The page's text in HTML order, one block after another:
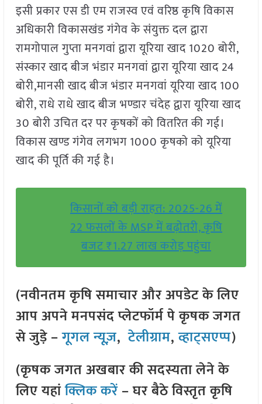
इसी प्रकार एस डी एम राजस्व एवं वरिष्ठ कृषि विकास
अधिकारी विकासखंड गंगेव के संयुक्त दल द्वारा
रामगोपाल गुप्ता मनगवां द्वारा यूरिया खाद 1020 बोरी,
संस्कार खाद बीज भंडार मनगवां द्वारा यूरिया खाद 24
बोरी,मानसी खाद बीज भंडार मनगवां यूरिया खाद 100
बोरी, राधे राधे खाद बीज भण्डार चंदेह द्वारा यूरिया खाद
30 बोरी उचित दर पर कृषकों को वितरित की गई।
विकास खण्ड गंगेव लगभग 1000 कृषको को यूरिया
खाद की पूर्ति की गई है।
किसानों को बड़ी राहत: 2025-26 में
22 फसलों के MSP में बढ़ोतरी, कृषि
बजट ₹1.27 लाख करोड़ पहुंचा
(नवीनतम कृषि समाचार और अपडेट के लिए
आप अपने मनपसंद प्लेटफॉर्म पे कृषक जगत
से जुड़े –गूगल न्यूज़,टेलीग्राम,व्हाट्सएप्प)
(कृषक जगत अखबार की सदस्यता लेने के
लिए यहांक्लिक करें– घर बैठे विस्तृत कृषि